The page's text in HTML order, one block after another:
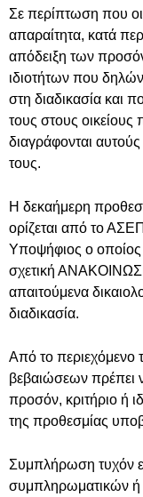
Σε περίπτωση που
απαραίτητα, κατά
απόδειξη των
ιδιοτήτων που
στη διαδικασία και
τους στους οικείους
διαγράφονται
τους.
Η δεκαήμερη
ορίζεται από το
Υποψήφιος ο οποίος
σχετική
απαιτούμενα
διαδικασία.
Από το περιεχόμενο
βεβαιώσεων πρέπει
προσόν, κριτήριο ή
της προθεσμίας
Συμπλήρωση τυχόν
συμπληρωματικών ή